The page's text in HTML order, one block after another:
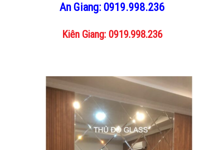
An Giang: 0919.998.236
Kiên Giang: 0919.998.236